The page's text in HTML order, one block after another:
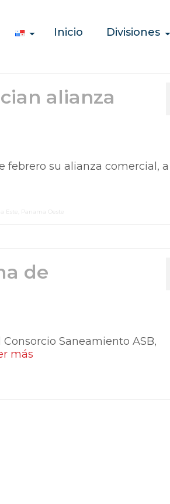
Inicio Divisiones
alianza
febrero su alianza comercial, a
Este Panama Oeste
de
Saneamiento ASB,
más